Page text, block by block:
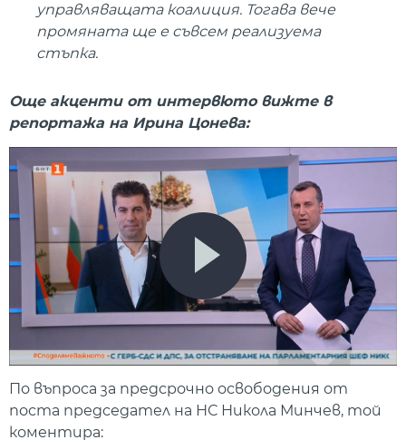
управляващата коалиция. Тогава вече
промяната ще е съвсем реализуема
стъпка.
Още акценти от интервюто вижте в
репортажа на Ирина Цонева:
По въпроса за предсрочно освободения от
поста председател на НС Никола Минчев, той
коментира: